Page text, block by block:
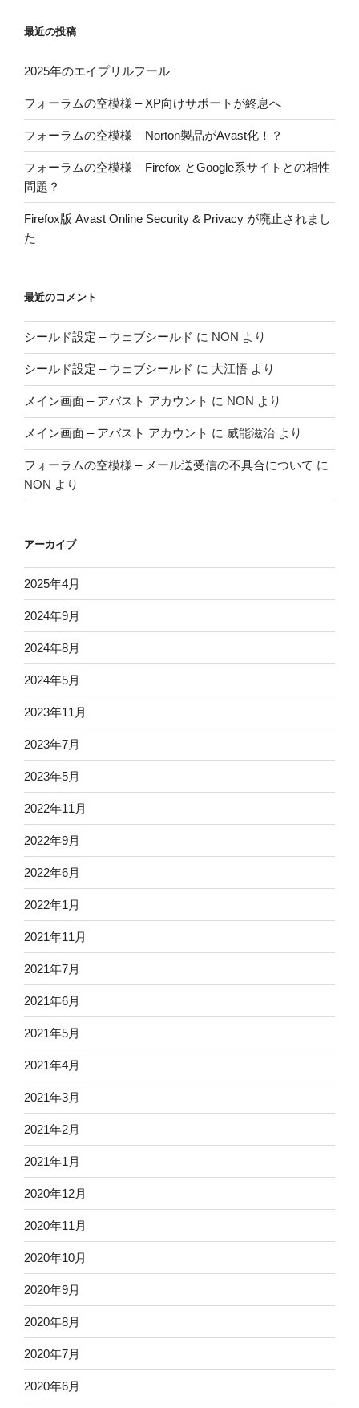
最近の投稿
2025年のエイプリルフール
フォーラムの空模様 – XP向けサポートが終息へ
フォーラムの空模様 – Norton製品がAvast化！？
フォーラムの空模様 – Firefox とGoogle系サイトとの相性
問題？
Firefox版 Avast Online Security & Privacy が廃止されまし
た
最近のコメント
シールド設定 – ウェブシールド に NON より
シールド設定 – ウェブシールド に 大江悟 より
メイン画面 – アバスト アカウント に NON より
メイン画面 – アバスト アカウント に 威能滋治 より
フォーラムの空模様 – メール送受信の不具合について に
NON より
アーカイブ
2025年4月
2024年9月
2024年8月
2024年5月
2023年11月
2023年7月
2023年5月
2022年11月
2022年9月
2022年6月
2022年1月
2021年11月
2021年7月
2021年6月
2021年5月
2021年4月
2021年3月
2021年2月
2021年1月
2020年12月
2020年11月
2020年10月
2020年9月
2020年8月
2020年7月
2020年6月